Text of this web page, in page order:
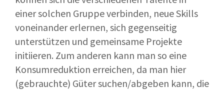
einer solchen Gruppe verbinden, neue Skills
voneinander erlernen, sich gegenseitig
unterstützen und gemeinsame Projekte
initiieren. Zum anderen kann man so eine
Konsumreduktion erreichen, da man hier
(gebrauchte) Güter suchen/abgeben kann, die